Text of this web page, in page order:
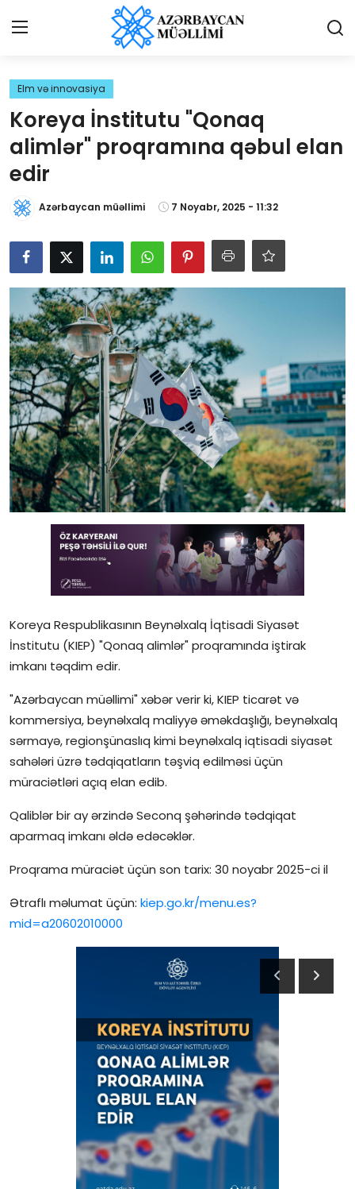
Giriş
Qəzetə elan ver
Əlaqə
Haqqımızda
Reklam və elan
Biz kimik?
Bütün xəbərlər
Gündəlik
Rəsmi
Təhsil
Müsahibə
Elm və innovasiya
Reportaj
Pedaqogika
Regionlar
Qəzetin PDF arxivi
İctimai şura
Dünya
Elm və innovasiya
Koreya İnstitutu "Qonaq
alimlər" proqramına qəbul elan
edir
Azərbaycan müəllimi 7 Noyabr, 2025 - 11:32
Koreya Respublikasının Beynəlxalq İqtisadi Siyasət
İnstitutu (KIEP) "Qonaq alimlər" proqramında iştirak
imkanı təqdim edir.
"Azərbaycan müəllimi" xəbər verir ki, KIEP ticarət və
kommersiya, beynəlxalq maliyyə əməkdaşlığı, beynəlxalq
sərmayə, regionşünaslıq kimi beynəlxalq iqtisadi siyasət
sahələri üzrə tədqiqatların təşviq edilməsi üçün
müraciətləri açıq elan edib.
Qaliblər bir ay ərzində Seconq şəhərində tədqiqat
aparmaq imkanı əldə edəcəklər.
Proqrama müraciət üçün son tarix: 30 noyabr 2025-ci il
Ətraflı məlumat üçün: kiep.go.kr/menu.es?
mid=a20602010000